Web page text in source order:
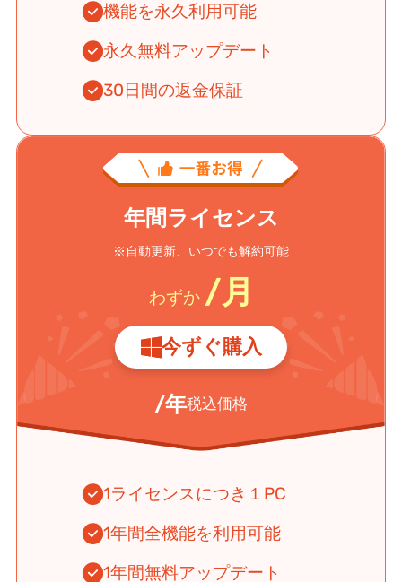
機能を永久利用可能
永久無料アップデート
30日間の返金保証
年間ライセンス
※自動更新、いつでも解約可能
わずか /月
今ずぐ購入
/年税込価格
1ライセンスにつき１PC
1年間全機能を利用可能
1年間無料アップデート